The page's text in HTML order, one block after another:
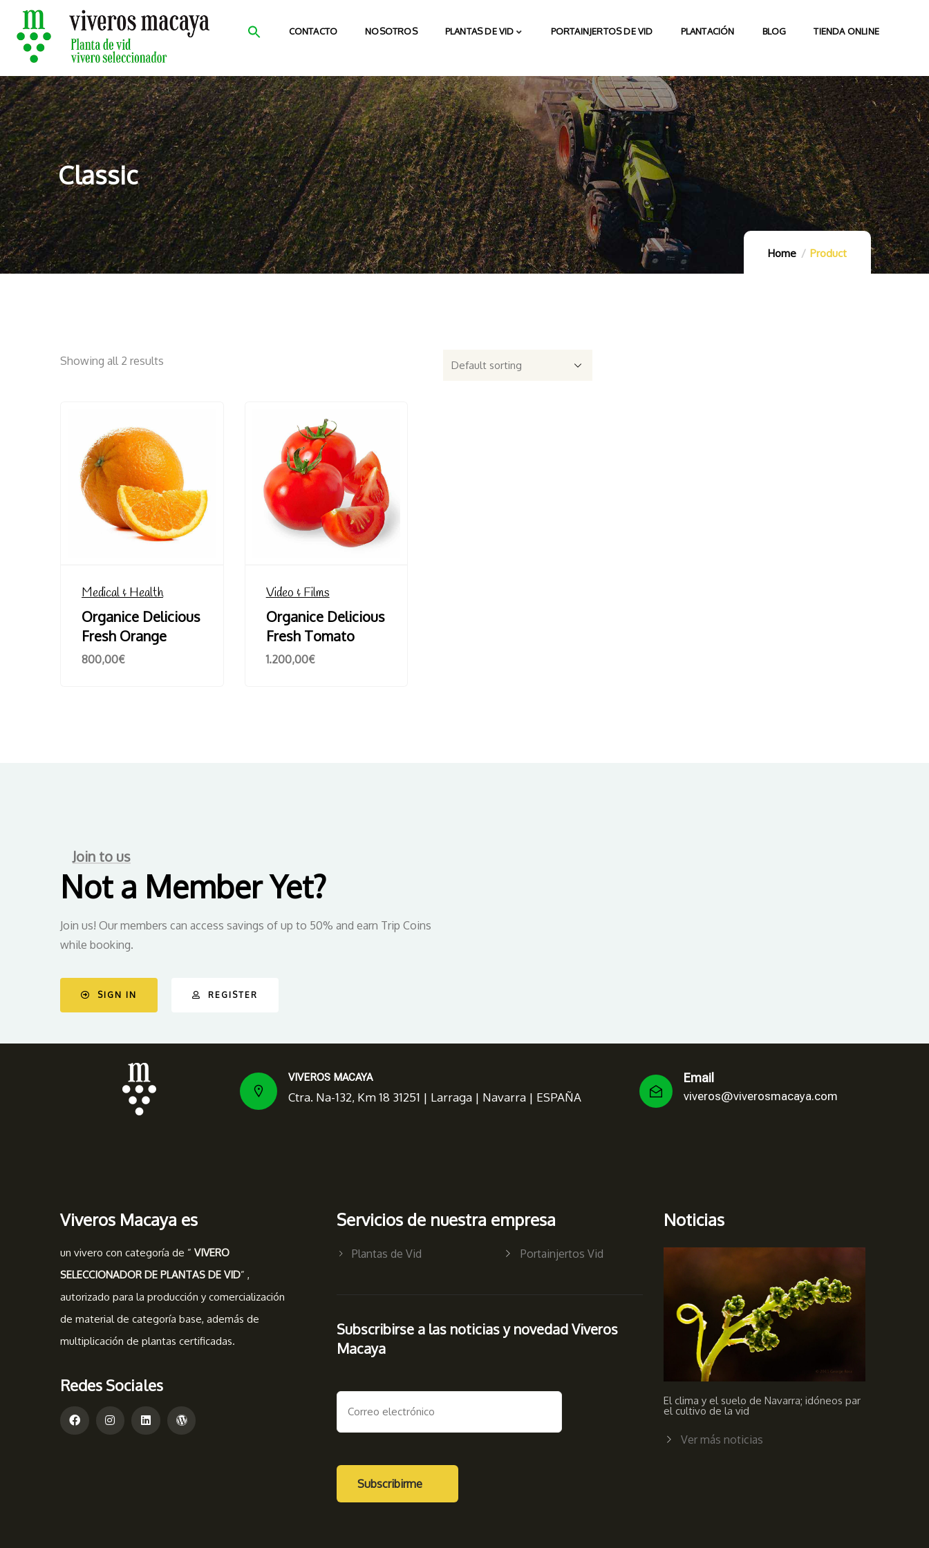
CONTACTO NOSOTROS PLANTAS DE VID PORTAINJERTOS DE VID PLANTACIÓN BLOG TIENDA ONLINE
Classic
Home Product
Showing all 2 results
Medical & Health
Organice Delicious
Fresh Orange
800,00€
Video & Films
Organice Delicious
Fresh Tomato
1.200,00€
Join to us
Not a Member Yet?
Join us! Our members can access savings of up to 50% and earn Trip Coins
while booking.
SIGN IN REGISTER
VIVEROS MACAYA
Ctra. Na-132, Km 18 31251 | Larraga | Navarra | ESPAÑA
Email
viveros@viverosmacaya.com
Viveros Macaya es
un vivero con categoría de ” VIVERO
SELECCIONADOR DE PLANTAS DE VID” ,
autorizado para la producción y comercialización
de material de categoría base, además de
multiplicación de plantas certificadas.
Redes Sociales
Servicios de nuestra empresa
Plantas de Vid Portainjertos Vid
Subscribirse a las noticias y novedad Viveros
Macaya
Noticias
El clima y el suelo de Navarra; idóneos par
el cultivo de la vid
Ver más noticias